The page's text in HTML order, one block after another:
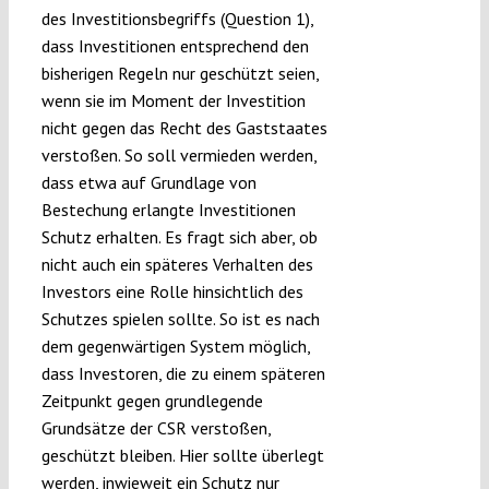
des Investitionsbegriffs (Question 1),
dass Investitionen entsprechend den
bisherigen Regeln nur geschützt seien,
wenn sie im Moment der Investition
nicht gegen das Recht des Gaststaates
verstoßen. So soll vermieden werden,
dass etwa auf Grundlage von
Bestechung erlangte Investitionen
Schutz erhalten. Es fragt sich aber, ob
nicht auch ein späteres Verhalten des
Investors eine Rolle hinsichtlich des
Schutzes spielen sollte. So ist es nach
dem gegenwärtigen System möglich,
dass Investoren, die zu einem späteren
Zeitpunkt gegen grundlegende
Grundsätze der CSR verstoßen,
geschützt bleiben. Hier sollte überlegt
werden, inwieweit ein Schutz nur